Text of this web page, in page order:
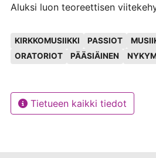
Aluksi luon teoreettisen
solistiroolin erikseen. Lopuksi
Lähdemateriaalina olen
ollut tärkeänä lähteenä.
Tutkimustulokset osoittavat,
KIRKKOMUSIIKKI PASSIOT
ORATORIOT
PÄÄSIÄINEN
Tietueen kaikki tiedot